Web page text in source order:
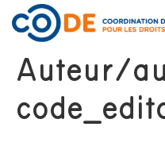
Auteur/